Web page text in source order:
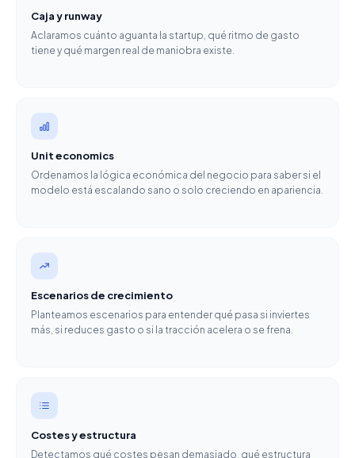
Caja y runway
Aclaramos cuánto aguanta la startup, qué ritmo de gasto
tiene y qué margen real de maniobra existe.
Unit economics
Ordenamos la lógica económica del negocio para saber si el
modelo está escalando sano o solo creciendo en apariencia.
Escenarios de crecimiento
Planteamos escenarios para entender qué pasa si inviertes
más, si reduces gasto o si la tracción acelera o se frena.
Costes y estructura
Detectamos qué costes pesan demasiado, qué estructura